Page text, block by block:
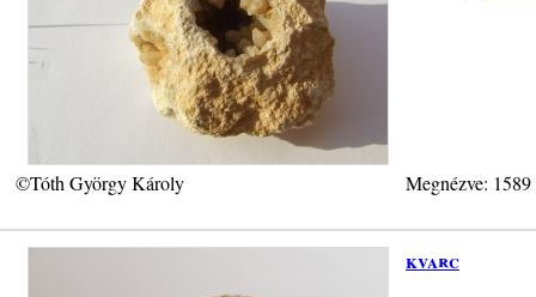
©Tóth György Károly Megnézve:
kvarc